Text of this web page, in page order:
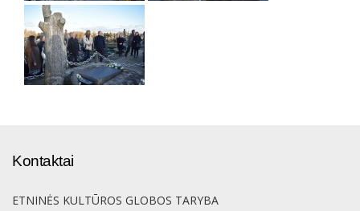
Kontaktai
ETNINĖS KULTŪROS GLOBOS TARYBA